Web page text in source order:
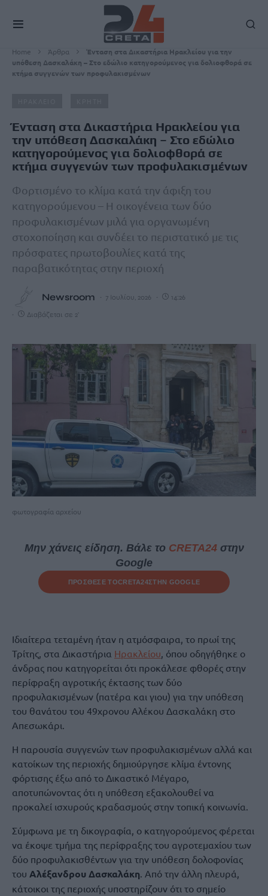
Home Άρθρα
Ένταση στα Δικαστήρια Ηρακλείου για την
υπόθεση Δασκαλάκη – Στο εδώλιο κατηγορούμενος για δολιοφθορά σε
κτήμα συγγενών των προφυλακισμένων
Ένταση στα Δικαστήρια Ηρακλείου για
την υπόθεση Δασκαλάκη – Στο εδώλιο
κατηγορούμενος για δολιοφθορά σε
κτήμα συγγενών των προφυλακισμένων
Φορτισμένο το κλίμα κατά την άφιξη του
κατηγορούμενου – Η οικογένεια των δύο
προφυλακισμένων μιλά για οργανωμένη
στοχοποίηση και συνδέει το περιστατικό με τις
πρόσφατες πρωτοβουλίες κατά της
παραβατικότητας στην περιοχή
Newsroom 7 Ιουλίου, 2026 14:26
Διαβάζεται σε 2'
φωτογραφία αρχείου
Μην χάνεις είδηση. Βάλε το CRETA24στην
Google
ΠΡΟΣΘΕΣΕ ΤΟCRETA24ΣΤΗΝ GOOGLE
Ιδιαίτερα τεταμένη ήταν η ατμόσφαιρα, το πρωί της
Τρίτης, στα Δικαστήρια Ηρακλείου, όπου οδηγήθηκε ο
άνδρας που κατηγορείται ότι προκάλεσε φθορές στην
περίφραξη αγροτικής έκτασης των δύο
προφυλακισμένων (πατέρα και γιου) για την υπόθεση
του θανάτου του 49χρονου Αλέκου Δασκαλάκη στο
Απεσωκάρι.
Η παρουσία συγγενών των προφυλακισμένων αλλά και
κατοίκων της περιοχής δημιούργησε κλίμα έντονης
φόρτισης έξω από το Δικαστικό Μέγαρο,
αποτυπώνοντας ότι η υπόθεση εξακολουθεί να
προκαλεί ισχυρούς κραδασμούς στην τοπική κοινωνία.
Σύμφωνα με τη δικογραφία, ο κατηγορούμενος φέρεται
να έκοψε τμήμα της περίφραξης του αγροτεμαχίου των
δύο προφυλακισθέντων για την υπόθεση δολοφονίας
του Αλέξανδρου Δασκαλάκη. Από την άλλη πλευρά,
κάτοικοι της περιοχής υποστηρίζουν ότι το σημείο